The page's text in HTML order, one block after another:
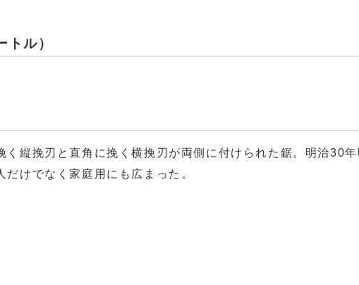
トル）
く縦挽刃と直角に挽く横挽刃が両側に付けられた鋸。明治30年
だけでなく家庭用にも広まった。